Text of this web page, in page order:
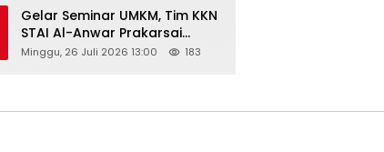
Gelar Seminar UMKM, Tim KKN
STAI Al-Anwar Prakarsai
Usaha Tepung Maizena di
Minggu, 26 Juli 2026 13:00 183